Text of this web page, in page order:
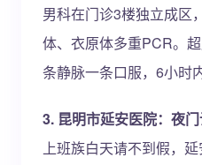
男科在门诊3楼独立成区
体、衣原体多重PCR。
条静脉一条口服，6小时
3. 昆明市延安医院：夜
上班族白天请不到假，